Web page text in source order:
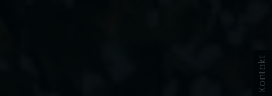
Kontakt